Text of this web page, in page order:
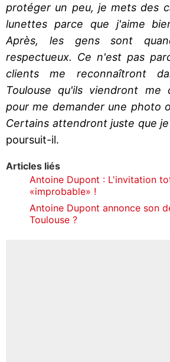
protéger un peu, je mets des
lunettes parce que j'aime
Après, les gens sont
respectueux. Ce n'est pas
clients me reconnaîtront
Toulouse qu'ils viendront me
pour me demander une photo
Certains attendront juste que
poursuit-il.
Articles liés
Antoine Dupont : L'invitation
«improbable» !
Antoine Dupont annonce son
Toulouse ?